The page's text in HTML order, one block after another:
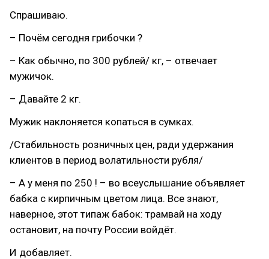
Спрашиваю.
– Почём сегодня грибочки ?
– Как обычно, по 300 рублей/ кг, – отвечает
мужичок.
– Давайте 2 кг.
Мужик наклоняется копаться в сумках.
/Стабильность розничных цен, ради удержания
клиентов в период волатильности рубля/
– А у меня по 250 ! – во всеуслышание объявляет
бабка с кирпичным цветом лица. Все знают,
наверное, этот типаж бабок: трамвай на ходу
остановит, на почту России войдёт.
И добавляет.